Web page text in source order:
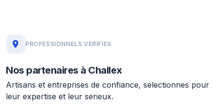
PROFESSIONNELS VERIFIES
Nos partenaires à Challex
Artisans et entreprises de confiance, selectionnes pour
leur expertise et leur serieux.